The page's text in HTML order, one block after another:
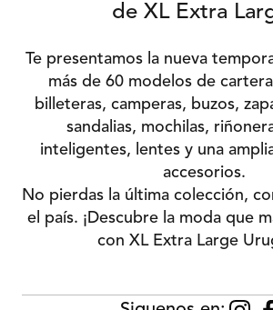
de XL Extra
Te presentamos la nueva
más de 60 modelos de
billeteras, camperas, buzos,
sandalias, mochilas,
inteligentes, lentes y una
accesorios.
No pierdas la última colección,
el país. ¡Descubre la moda que
con XL Extra Large